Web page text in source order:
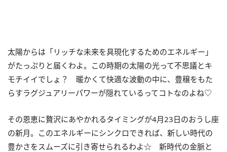
太陽からは「リッチな未来を具現化するためのエネルギー」
がたっぷりと届くわよ。この時期の太陽の光って不思議とキ
モチイイでしょ？ 暖かくて快適な波動の中に、豊穣をもた
らすラグジュアリーパワーが隠れているってコトなのよね♡
その恩恵に贅沢にあやかれるタイミングが4月23日のおうし座
の新月。このエネルギーにシンクロできれば、新しい時代の
豊かさをスムーズに引き寄せられるわよ☆ 新時代の金脈と